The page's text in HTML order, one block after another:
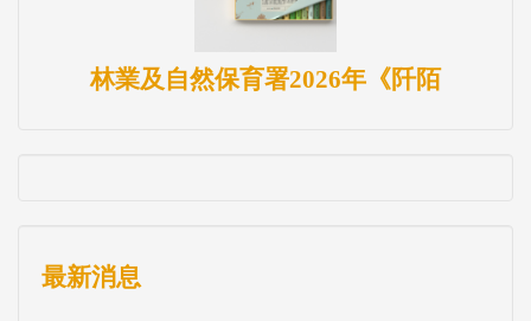
林業及自然保育署2026年《阡陌
最新消息